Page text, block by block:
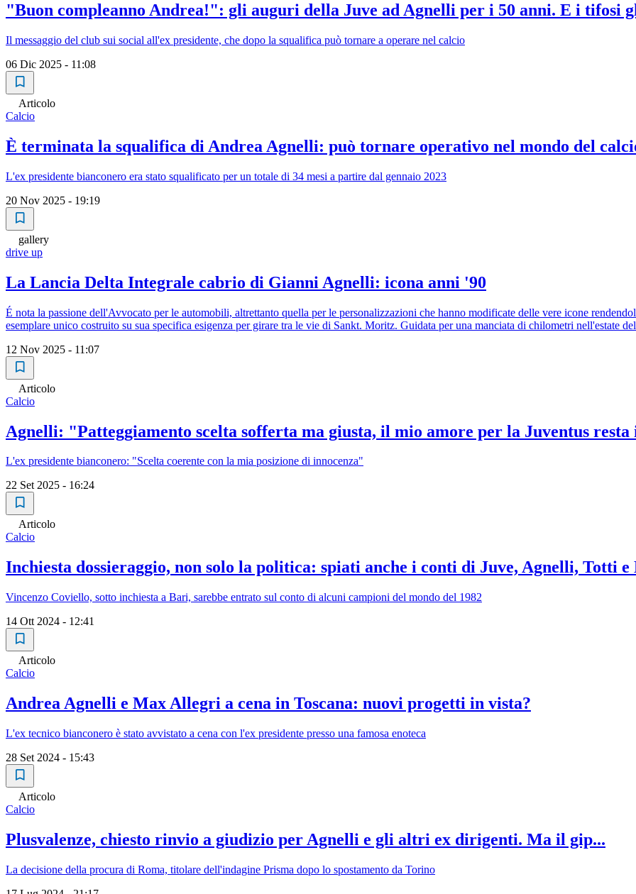
"Buon compleanno Andrea!": gli auguri della Juve ad Agnelli per i 50 anni. E i tifosi
Il messaggio del club sui social all'ex presidente, che dopo la squalifica può tornare a operare nel calcio
06 Dic 2025 - 11:08
Articolo
Calcio
È terminata la squalifica di Andrea Agnelli: può tornare operativo nel mondo del
L'ex presidente bianconero era stato squalificato per un totale di 34 mesi a partire dal gennaio 2023
20 Nov 2025 - 19:19
gallery
drive up
La Lancia Delta Integrale cabrio di Gianni Agnelli: icona anni '90
É nota la passione dell'Avvocato per le automobili, altrettanto quella per le personalizzazioni che hanno modificate delle vere icone
esemplare unico costruito su sua specifica esigenza per girare tra le vie di Sankt. Moritz. Guidata per una manciata di chilometri nell'estate
12 Nov 2025 - 11:07
Articolo
Calcio
Agnelli: "Patteggiamento scelta sofferta ma giusta, il mio amore per la Juventus
L'ex presidente bianconero: "Scelta coerente con la mia posizione di innocenza"
22 Set 2025 - 16:24
Articolo
Calcio
Inchiesta dossieraggio, non solo la politica: spiati anche i conti di Juve, Agnelli, Totti
Vincenzo Coviello, sotto inchiesta a Bari, sarebbe entrato sul conto di alcuni campioni del mondo del 1982
14 Ott 2024 - 12:41
Articolo
Calcio
Andrea Agnelli e Max Allegri a cena in Toscana: nuovi progetti in vista?
L'ex tecnico bianconero è stato avvistato a cena con l'ex presidente presso una famosa enoteca
28 Set 2024 - 15:43
Articolo
Calcio
Plusvalenze, chiesto rinvio a giudizio per Agnelli e gli altri ex dirigenti. Ma il gip...
La decisione della procura di Roma, titolare dell'indagine Prisma dopo lo spostamento da Torino